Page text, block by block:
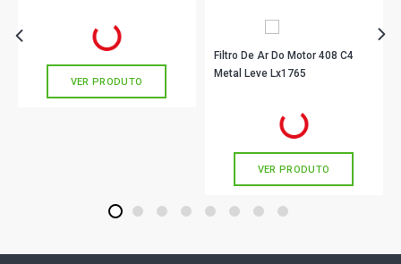
em até 3x de
VER PRODUTO
Filtro De Ar Do Motor 408 C4
Metal Leve Lx1765
em até 2x de
VER PRODUTO
1 2 3 4 5 6 7 8